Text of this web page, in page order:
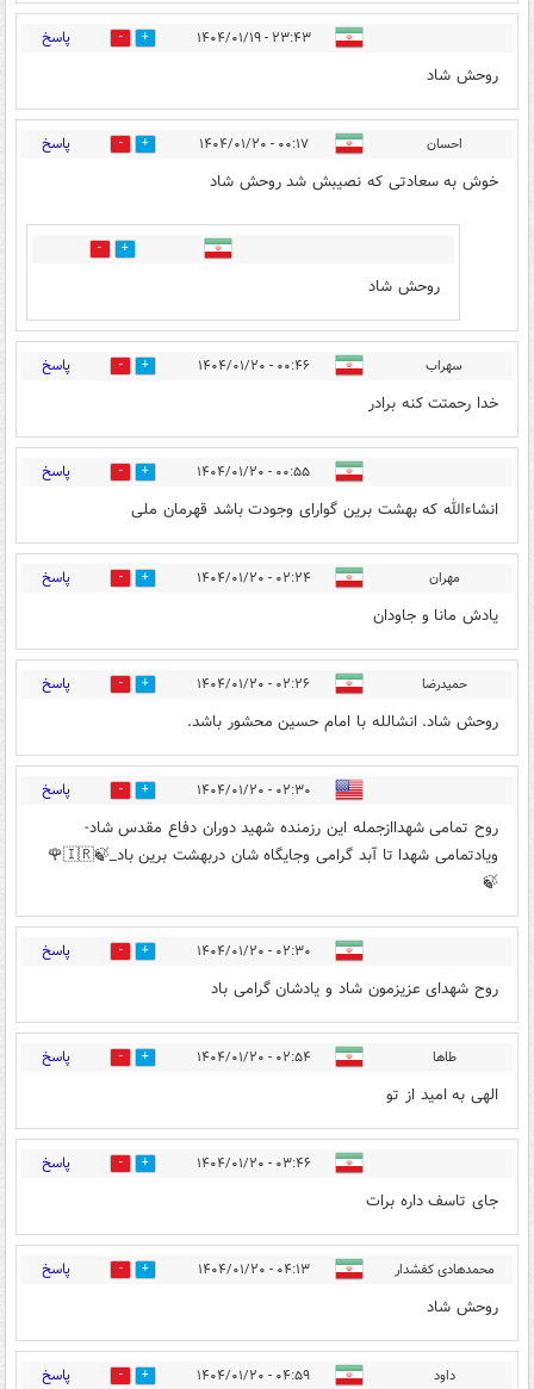
۲۳:۴۳ - ۱۴۰۴/۰۱/۱۹ 1 پاسخ
روحش شاد
احسان ۰۰:۱۷ - ۱۴۰۴/۰۱/۲۰ 6 پاسخ
خوش به سعادتی که نصیبش شد روحش شاد
1
روحش شاد
سهراب ۰۰:۴۶ - ۱۴۰۴/۰۱/۲۰ 6 پاسخ
خدا رحمتت کنه برادر
۰۰:۵۵ - ۱۴۰۴/۰۱/۲۰ 5 پاسخ
انشاءالله که بهشت برین گوارای وجودت باشد قهرمان ملی
مهران ۰۲:۲۴ - ۱۴۰۴/۰۱/۲۰ 5 پاسخ
یادش مانا و جاودان
حمیدرضا ۰۲:۲۶ - ۱۴۰۴/۰۱/۲۰ 7 پاسخ
روحش شاد. انشالله با امام حسین محشور باشد.
۰۲:۳۰ - ۱۴۰۴/۰۱/۲۰ 5 پاسخ
روح تمامی شهداازجمله این رزمنده شهید دوران دفاع مقدس شاد-
ویادتمامی شهدا تا آبد گرامی وجایگاه شان دربهشت برین باد_🍃🇮🇷🌹
🍃
۰۲:۳۰ - ۱۴۰۴/۰۱/۲۰ 5 پاسخ
روح شهدای عزیزمون شاد و یادشان گرامی باد
طاها ۰۲:۵۴ - ۱۴۰۴/۰۱/۲۰ 2 پاسخ
الهی به امید از تو
۰۳:۴۶ - ۱۴۰۴/۰۱/۲۰ 1 پاسخ
جای تاسف داره برات
محمدهادی کفشدار ۰۴:۱۳ - ۱۴۰۴/۰۱/۲۰ 3 پاسخ
روحش شاد
داود ۰۴:۵۹ - ۱۴۰۴/۰۱/۲۰ 2 پاسخ